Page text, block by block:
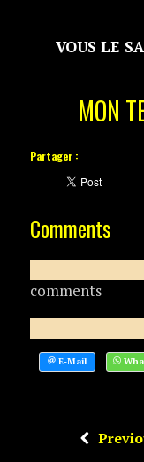
VOUS LE
MON
Partager :
Comments
comments